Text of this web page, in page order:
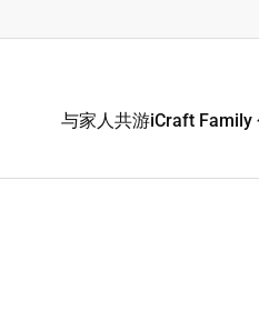
与家人共游iCraft Family